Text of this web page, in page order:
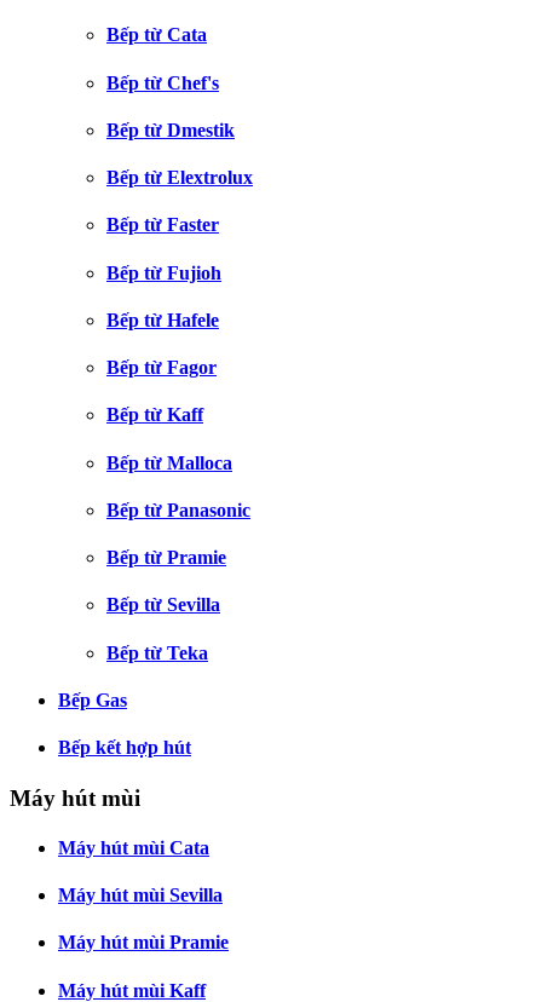
Bếp từ Cata
Bếp từ Chef's
Bếp từ Dmestik
Bếp từ Elextrolux
Bếp từ Faster
Bếp từ Fujioh
Bếp từ Hafele
Bếp từ Fagor
Bếp từ Kaff
Bếp từ Malloca
Bếp từ Panasonic
Bếp từ Pramie
Bếp từ Sevilla
Bếp từ Teka
Bếp Gas
Bếp kết hợp hút
Máy hút mùi
Máy hút mùi Cata
Máy hút mùi Sevilla
Máy hút mùi Pramie
Máy hút mùi Kaff